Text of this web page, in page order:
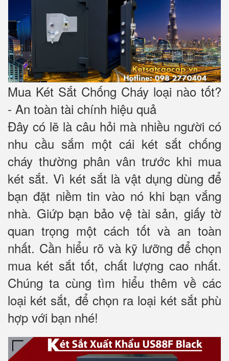
Mua Két Sắt Chống Cháy loại nào tốt?
- An toàn tài chính hiệu quả
Đây có lẽ là câu hỏi mà nhiều người có
nhu cầu sắm một cái két sắt chống
cháy thường phân vân trước khi mua
két sắt. Vì két sắt là vật dụng dùng để
bạn đặt niềm tin vào nó khi bạn vắng
nhà. Giứp bạn bảo vệ tài sản, giấy tờ
quan trọng một cách tốt và an toàn
nhất. Cần hiểu rõ và kỹ lưỡng để chọn
mua két sắt tốt, chất lượng cao nhất.
Chúng ta cùng tìm hiểu thêm về các
loại két sắt, để chọn ra loại két sắt phù
hợp với bạn nhé!